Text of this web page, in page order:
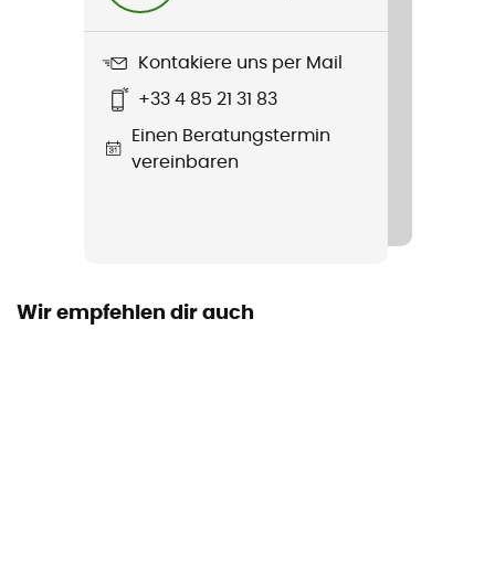
Simple Mosquito Pyramid Net Single
Kontakiere uns per Mail
+33 4 85 21 31 83
Einen Beratungstermin
vereinbaren
Wir empfehlen dir auch